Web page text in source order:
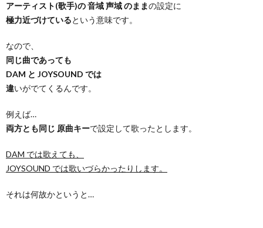
アーティスト(歌手)の 音域 声域 のままの設定に
極力近づけているという意味です。
なので、
同じ曲であっても
DAM と JOYSOUND では
違いがでてくるんです。
例えば…
両方とも同じ 原曲キーで設定して歌ったとします。
DAM では歌えても、
JOYSOUND では歌いづらかったりします。
それは何故かというと…